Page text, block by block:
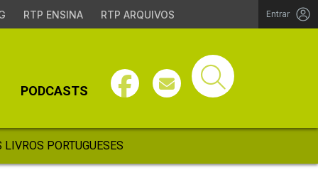
RTP ENSINA RTP ARQUIVOS Entrar
PODCASTS
LIVROS PORTUGUESES